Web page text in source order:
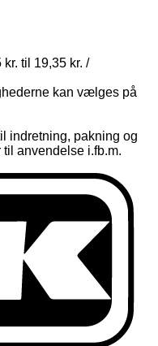
til 19,35 kr. /
kan vælges på
indretning, pakning og
til anvendelse i.fb.m.